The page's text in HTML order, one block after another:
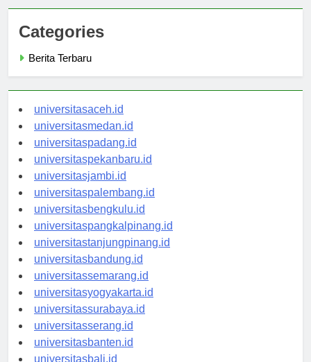
Categories
universitasaceh.id
universitasmedan.id
universitaspadang.id
universitaspekanbaru.id
universitasjambi.id
universitaspalembang.id
universitasbengkulu.id
universitaspangkalpinang.id
universitastanjungpinang.id
universitasbandung.id
universitassemarang.id
universitasyogyakarta.id
universitassurabaya.id
universitasserang.id
universitasbanten.id